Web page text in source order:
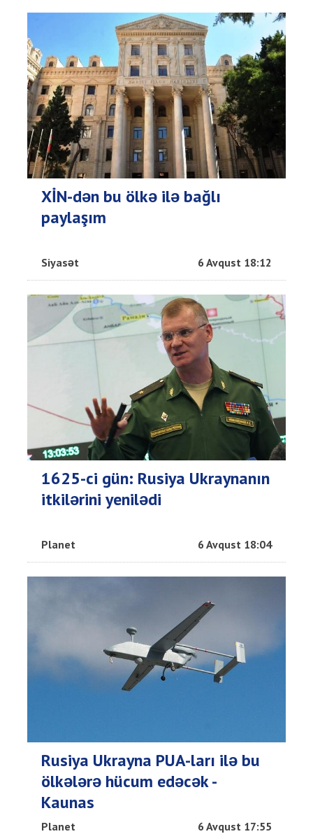
XİN-dən bu ölkə ilə bağlı
paylaşım
Siyasət 6 Avqust 18:12
1625-ci gün: Rusiya Ukraynanın
itkilərini yenilədi
Planet 6 Avqust 18:04
Rusiya Ukrayna PUA-ları ilə bu
ölkələrə hücum edəcək -
Kaunas
Planet 6 Avqust 17:55